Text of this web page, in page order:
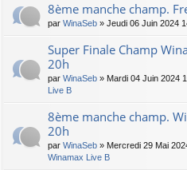
8ème manche champ.
par WinaSeb » Jeudi 06 Juin 2024
Super Finale Champ
20h
par WinaSeb » Mardi 04 Juin 2024
Live B
8ème manche champ.
20h
par WinaSeb » Mercredi 29 Mai
Winamax Live B